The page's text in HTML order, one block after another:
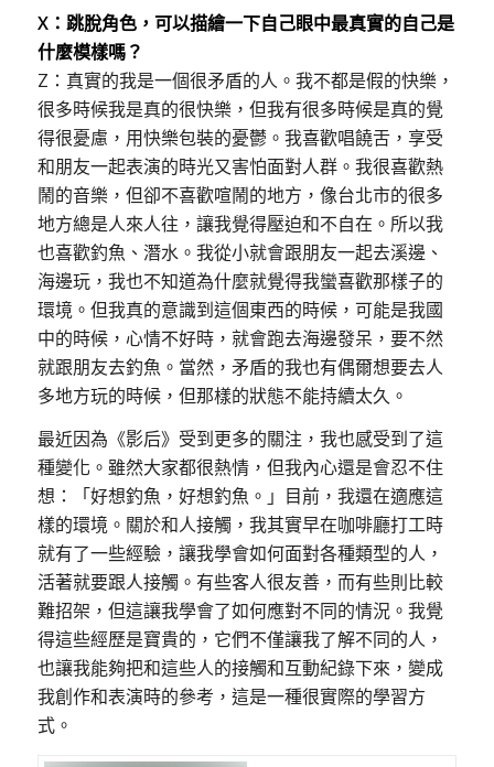
X：跳脫角色，可以描繪一下自己眼中最真實的自己是
什麼模樣嗎？
Z：真實的我是一個很矛盾的人。我不都是假的快樂，
很多時候我是真的很快樂，但我有很多時候是真的覺
得很憂慮，用快樂包裝的憂鬱。我喜歡唱饒舌，享受
和朋友一起表演的時光又害怕面對人群。我很喜歡熱
鬧的音樂，但卻不喜歡喧鬧的地方，像台北市的很多
地方總是人來人往，讓我覺得壓迫和不自在。所以我
也喜歡釣魚、潛水。我從小就會跟朋友一起去溪邊、
海邊玩，我也不知道為什麼就覺得我蠻喜歡那樣子的
環境。但我真的意識到這個東西的時候，可能是我國
中的時候，心情不好時，就會跑去海邊發呆，要不然
就跟朋友去釣魚。當然，矛盾的我也有偶爾想要去人
多地方玩的時候，但那樣的狀態不能持續太久。
最近因為《影后》受到更多的關注，我也感受到了這
種變化。雖然大家都很熱情，但我內心還是會忍不住
想：「好想釣魚，好想釣魚。」目前，我還在適應這
樣的環境。關於和人接觸，我其實早在咖啡廳打工時
就有了一些經驗，讓我學會如何面對各種類型的人，
活著就要跟人接觸。有些客人很友善，而有些則比較
難招架，但這讓我學會了如何應對不同的情況。我覺
得這些經歷是寶貴的，它們不僅讓我了解不同的人，
也讓我能夠把和這些人的接觸和互動紀錄下來，變成
我創作和表演時的參考，這是一種很實際的學習方
式。